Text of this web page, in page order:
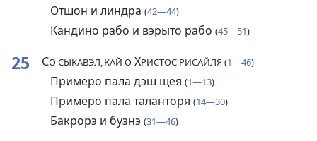
Отшон и линдра (42—44)
Кандино рабо и вэрыто рабо (45—51)
25 СО СЫКАВЭЛ, КАЙ О ХРИСТОС РИСАЙЛЯ (1—46)
Примеро пала дэш щея (1—13)
Примеро пала таланторя (14—30)
Бакрорэ и бузнэ (31—46)